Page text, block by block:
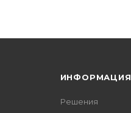
ИНФОРМАЦИЯ
Решения